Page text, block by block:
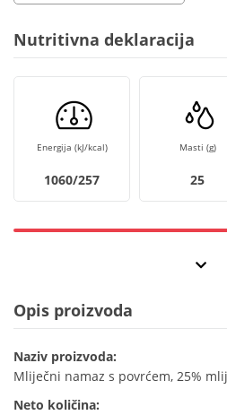
Nutritivna deklaracija
Energija (kJ/kcal)
1060/257
Masti (g)
25
Opis proizvoda
Naziv proizvoda:
Mliječni namaz s povrćem, 25%
Neto količina: